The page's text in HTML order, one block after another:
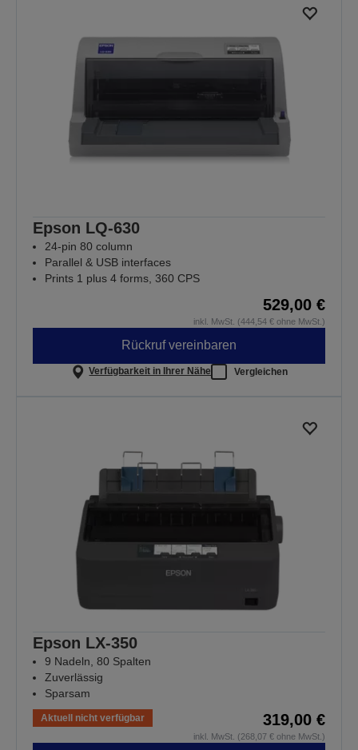
Epson LQ-630
24-pin 80 column
Parallel & USB interfaces
Prints 1 plus 4 forms, 360 CPS
529,00 €
inkl. MwSt. (444,54 € ohne MwSt.)
Rückruf vereinbaren
Verfügbarkeit in Ihrer Nähe Vergleichen
Epson LX-350
9 Nadeln, 80 Spalten
Zuverlässig
Sparsam
Aktuell nicht verfügbar 319,00 €
inkl. MwSt. (268,07 € ohne MwSt.)